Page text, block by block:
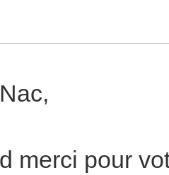
merci pour